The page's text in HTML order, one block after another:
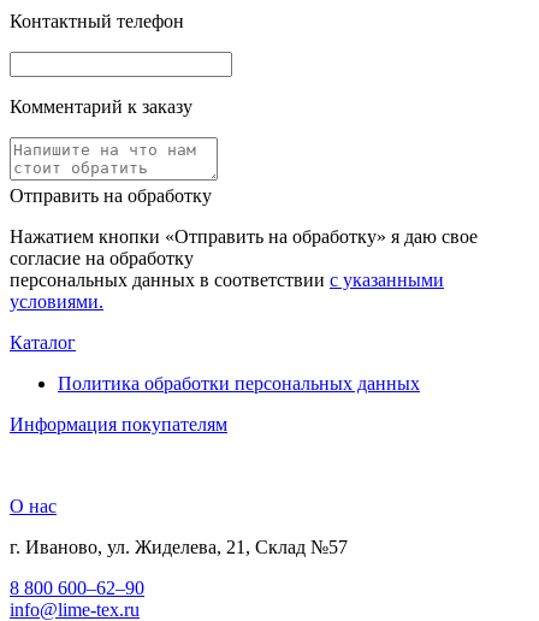
Контактный телефон
Комментарий к заказу
Отправить на обработку
Нажатием кнопки «Отправить на обработку» я даю свое
согласие на обработку
персональных данных в соответствии с указанными
условиями.
Каталог
Политика обработки персональных данных
Информация покупателям
О нас
г. Иваново, ул. Жиделева, 21, Склад №57
8 800 600–62–90
info@lime-tex.ru